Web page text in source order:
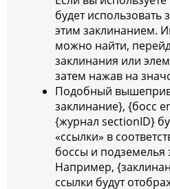
будет использовать
этим заклинанием.
можно найти,
заклинания или
затем нажав на
Подобный
заклинание}, {босс
{журнал sectionID}
«ссылки» в
боссы и подземелья
Например,
ссылки будут